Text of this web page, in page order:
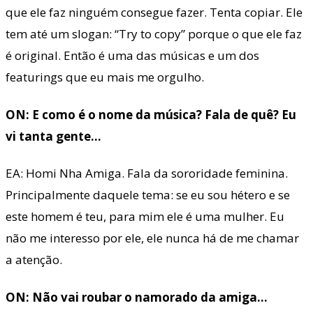
que ele faz ninguém consegue fazer. Tenta copiar. Ele
tem até um slogan: “Try to copy” porque o que ele faz
é original. Então é uma das músicas e um dos
featurings que eu mais me orgulho.
ON: E como é o nome da música? Fala de quê? Eu
vi tanta gente…
EA: Homi Nha Amiga. Fala da sororidade feminina.
Principalmente daquele tema: se eu sou hétero e se
este homem é teu, para mim ele é uma mulher. Eu
não me interesso por ele, ele nunca há de me chamar
a atenção.
ON: Não vai roubar o namorado da amiga…